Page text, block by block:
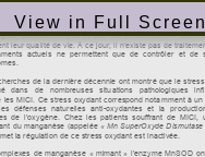
View in Full Screen